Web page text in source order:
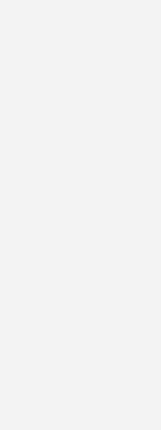
Konvektoren